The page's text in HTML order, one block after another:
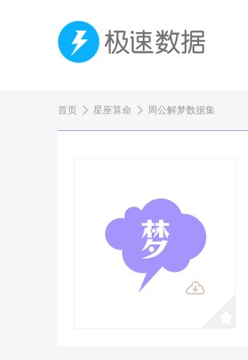
首页 星座算命 周公解梦数据集